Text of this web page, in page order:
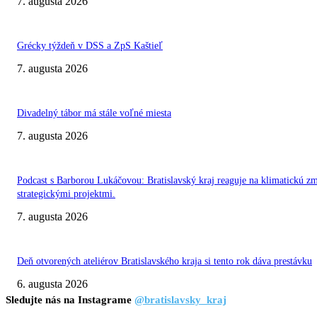
Grécky týždeň v DSS a ZpS Kaštieľ
7. augusta 2026
Divadelný tábor má stále voľné miesta
7. augusta 2026
Podcast s Barborou Lukáčovou: Bratislavský kraj reaguje na klimatickú
strategickými projektmi.
7. augusta 2026
Deň otvorených ateliérov Bratislavského kraja si tento rok dáva prestávku
6. augusta 2026
Sledujte nás na Instagrame @bratislavsky_kraj